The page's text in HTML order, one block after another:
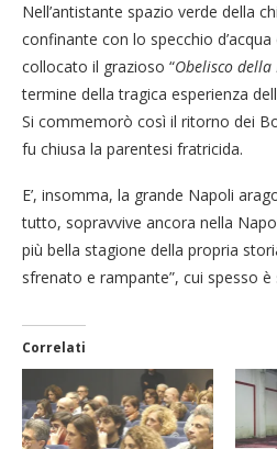
Nell’antistante spazio verde della
confinante con lo specchio
collocato il grazioso “Obelisco della
termine della tragica esperienza
Si commemorò così il ritorno dei
fu chiusa la parentesi fratricida.
E’, insomma, la grande Napoli
tutto, sopravvive ancora nella
più bella stagione della propria
sfrenato e rampante”, cui spesso
Correlati